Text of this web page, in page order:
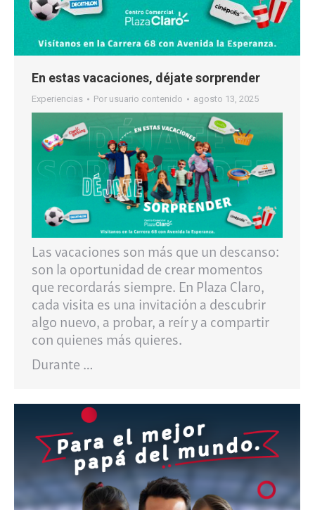
En estas vacaciones, déjate sorprender
Experiencias Por usuario contenido agosto 13, 2025
Las vacaciones son más que un descanso:
son la oportunidad de crear momentos
que recordarás siempre. En Plaza Claro,
cada visita es una invitación a descubrir
algo nuevo, a probar, a reír y a compartir
con quienes más quieres.
Durante …